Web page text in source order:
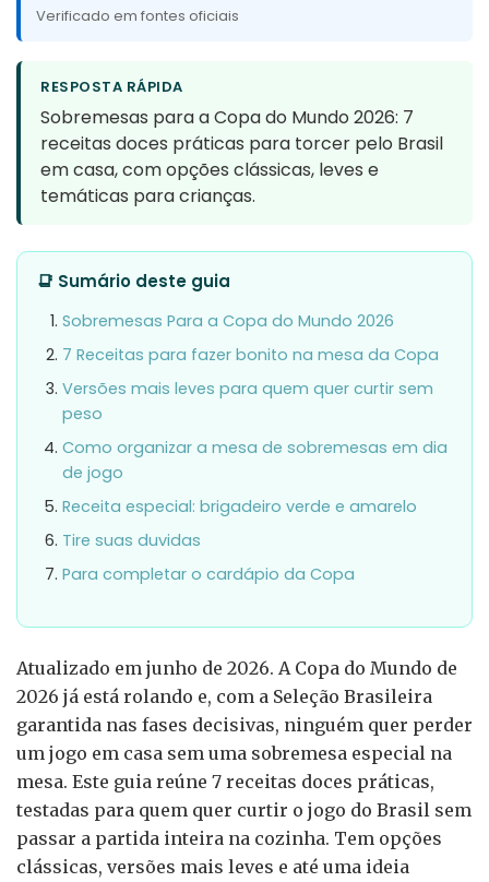
Verificado em fontes oficiais
RESPOSTA RÁPIDA
Sobremesas para a Copa do Mundo 2026: 7
receitas doces práticas para torcer pelo Brasil
em casa, com opções clássicas, leves e
temáticas para crianças.
📑 Sumário deste guia
Sobremesas Para a Copa do Mundo 2026
7 Receitas para fazer bonito na mesa da Copa
Versões mais leves para quem quer curtir sem
peso
Como organizar a mesa de sobremesas em dia
de jogo
Receita especial: brigadeiro verde e amarelo
Tire suas duvidas
Para completar o cardápio da Copa
Atualizado em junho de 2026. A Copa do Mundo de
2026 já está rolando e, com a Seleção Brasileira
garantida nas fases decisivas, ninguém quer perder
um jogo em casa sem uma sobremesa especial na
mesa. Este guia reúne 7 receitas doces práticas,
testadas para quem quer curtir o jogo do Brasil sem
passar a partida inteira na cozinha. Tem opções
clássicas, versões mais leves e até uma ideia